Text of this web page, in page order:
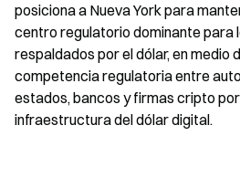
posiciona a Nueva York para
centro regulatorio dominante para
respaldados por el dólar, en medio
competencia regulatoria entre
estados, bancos y firmas cripto
infraestructura del dólar digital.